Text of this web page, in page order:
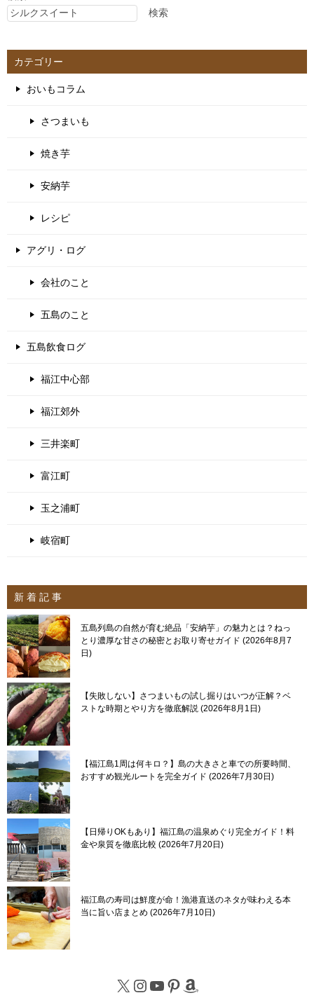
検索
カテゴリー
おいもコラム
さつまいも
焼き芋
安納芋
レシピ
アグリ・ログ
会社のこと
五島のこと
五島飲食ログ
福江中心部
福江郊外
三井楽町
富江町
玉之浦町
岐宿町
新 着 記 事
五島列島の自然が育む絶品「安納芋」の魅力とは？ねっ
とり濃厚な甘さの秘密とお取り寄せガイド 2026年8月7
日
【失敗しない】さつまいもの試し掘りはいつが正解？ベ
ストな時期とやり方を徹底解説 2026年8月1日
【福江島1周は何キロ？】島の大きさと車での所要時間、
おすすめ観光ルートを完全ガイド 2026年7月30日
【日帰りOKもあり】福江島の温泉めぐり完全ガイド！料
金や泉質を徹底比較 2026年7月20日
福江島の寿司は鮮度が命！漁港直送のネタが味わえる本
当に旨い店まとめ 2026年7月10日
X Instagram
YouTube
Pinterest
Amazon